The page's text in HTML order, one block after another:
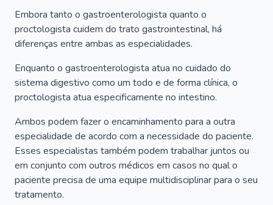
Embora tanto o gastroenterologista quanto o
proctologista cuidem do trato gastrointestinal, há
diferenças entre ambas as especialidades.
Enquanto o gastroenterologista atua no cuidado do
sistema digestivo como um todo e de forma clínica, o
proctologista atua especificamente no intestino.
Ambos podem fazer o encaminhamento para a outra
especialidade de acordo com a necessidade do paciente.
Esses especialistas também podem trabalhar juntos ou
em conjunto com outros médicos em casos no qual o
paciente precisa de uma equipe multidisciplinar para o seu
tratamento.